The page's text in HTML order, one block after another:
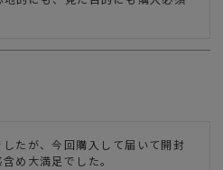
たが、今回購入して届いて開封
め大満足でした。